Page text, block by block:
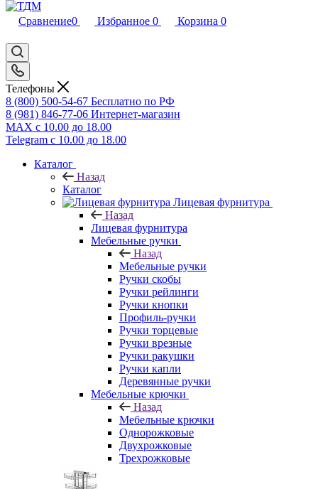
Сравнение0 Избранное 0 Корзина 0
Телефоны
8 (800) 500-54-67 Бесплатно по РФ
8 (981) 846-77-06 Интернет-магазин
MAX с 10.00 до 18.00
Telegram с 10.00 до 18.00
Каталог
Назад
Каталог
Лицевая фурнитура
Назад
Лицевая фурнитура
Мебельные ручки
Назад
Мебельные ручки
Ручки скобы
Ручки рейлинги
Ручки кнопки
Профиль-ручки
Ручки торцевые
Ручки врезные
Ручки ракушки
Ручки капли
Деревянные ручки
Мебельные крючки
Назад
Мебельные крючки
Однорожковые
Двухрожковые
Трехрожковые